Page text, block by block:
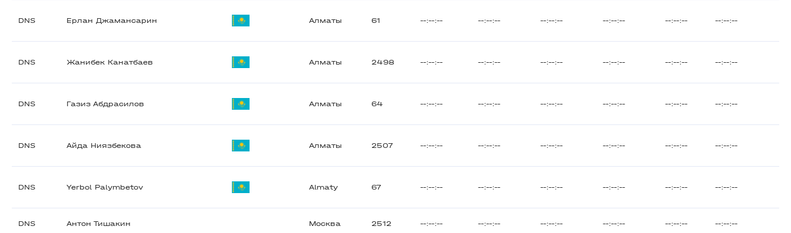
DNS Ерлан Джамансарин Алматы 61 --:--:-- --:--:-- --:--:-- --:--:-- --:--:-- --:--:--
DNS Жанибек Канатбаев Алматы 2498 --:--:-- --:--:-- --:--:-- --:--:-- --:--:-- --:--:--
DNS Газиз Абдрасилов Алматы 64 --:--:-- --:--:-- --:--:-- --:--:-- --:--:-- --:--:--
DNS Айда Ниязбекова Алматы 2507 --:--:-- --:--:-- --:--:-- --:--:-- --:--:-- --:--:--
DNS Yerbol Palymbetov Almaty 67 --:--:-- --:--:-- --:--:-- --:--:-- --:--:-- --:--:--
DNS Антон Тишакин Москва 2512 --:--:-- --:--:-- --:--:-- --:--:-- --:--:-- --:--:--